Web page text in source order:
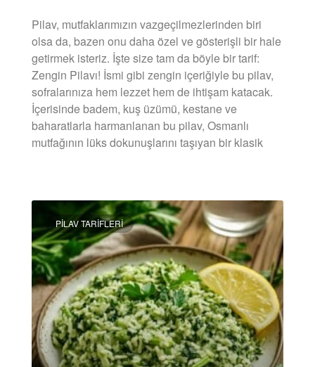
Pilav, mutfaklarımızın vazgeçilmezlerinden biri
olsa da, bazen onu daha özel ve gösterişli bir hale
getirmek isteriz. İşte size tam da böyle bir tarif:
Zengin Pilavı! İsmi gibi zengin içeriğiyle bu pilav,
sofralarınıza hem lezzet hem de ihtişam katacak.
İçerisinde badem, kuş üzümü, kestane ve
baharatlarla harmanlanan bu pilav, Osmanlı
mutfağının lüks dokunuşlarını taşıyan bir klasik
PILAV TARIFLERI